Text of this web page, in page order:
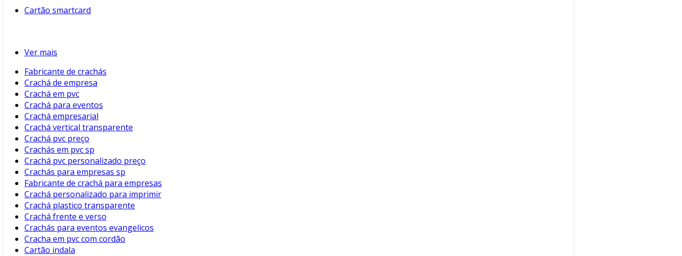
Cartão smartcard
Ver mais
Fabricante de crachás
Crachá de empresa
Crachá em pvc
Crachá para eventos
Crachá empresarial
Crachá vertical transparente
Crachá pvc preço
Crachás em pvc sp
Crachá pvc personalizado preço
Crachás para empresas sp
Fabricante de crachá para empresas
Crachá personalizado para imprimir
Crachá plastico transparente
Crachá frente e verso
Crachás para eventos evangelicos
Cracha em pvc com cordão
Cartão indala